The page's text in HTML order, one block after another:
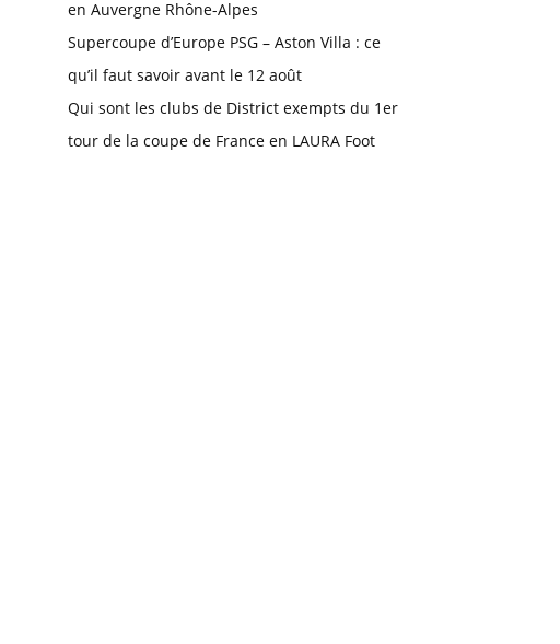
en Auvergne Rhône-Alpes
Supercoupe d’Europe PSG – Aston Villa : ce
qu’il faut savoir avant le 12 août
Qui sont les clubs de District exempts du 1er
tour de la coupe de France en LAURA Foot